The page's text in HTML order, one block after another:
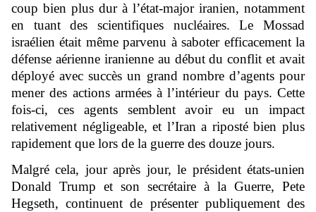
coup bien plus dur à l’état-major iranien, notamment
en tuant des scientifiques nucléaires. Le Mossad
israélien était même parvenu à saboter efficacement la
défense aérienne iranienne au début du conflit et avait
déployé avec succès un grand nombre d’agents pour
mener des actions armées à l’intérieur du pays. Cette
fois-ci, ces agents semblent avoir eu un impact
relativement négligeable, et l’Iran a riposté bien plus
rapidement que lors de la guerre des douze jours.
Malgré cela, jour après jour, le président états-unien
Donald Trump et son secrétaire à la Guerre, Pete
Hegseth, continuent de présenter publiquement des